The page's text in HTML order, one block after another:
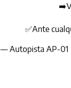
✅Ante
— Autopista AP-01